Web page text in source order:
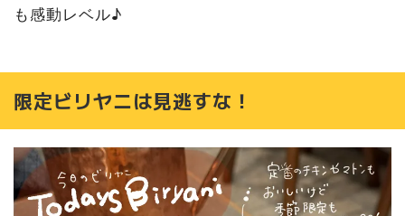
も感動レベル♪
限定ビリヤニは見逃すな！